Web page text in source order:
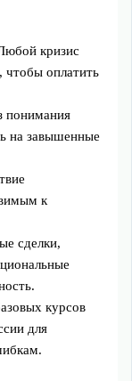
кризис
чтобы оплатить
понимания
на завышенные
к
сделки,
курсов
для